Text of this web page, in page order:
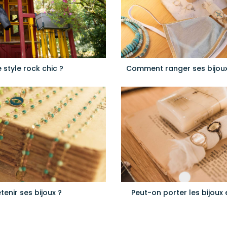
rock chic ? Comment ranger ses
ses bijoux ? Peut-on porter les bijoux